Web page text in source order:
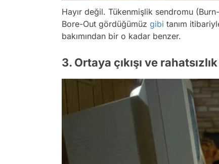
Hayır değil. Tükenmişlik sendromu
Bore-Out gördüğümüz gibi tanım
bakımından bir o kadar benzer.
3. Ortaya çıkışı ve